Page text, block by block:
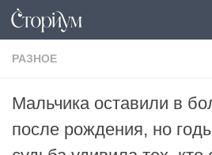
Под записью
РАЗНОЕ
Мальчика оставили в
после рождения, но